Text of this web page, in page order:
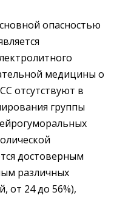
опасностью
медицины о
отсутствуют в
группы
достоверным
различных
от 24 до 56%),